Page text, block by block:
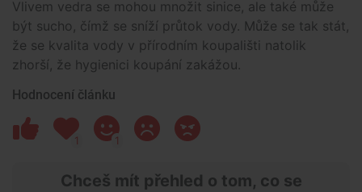
Vlivem vedra se mohou množit sinice, ale také může
být sucho, čímž se sníží průtok vody. Může se tak stát,
že se kvalita vody v přírodním koupališti natolik
zhorší, že hygienici koupání zakážou.
Hodnocení článku
1 1
Chceš mít přehled o tom, co se